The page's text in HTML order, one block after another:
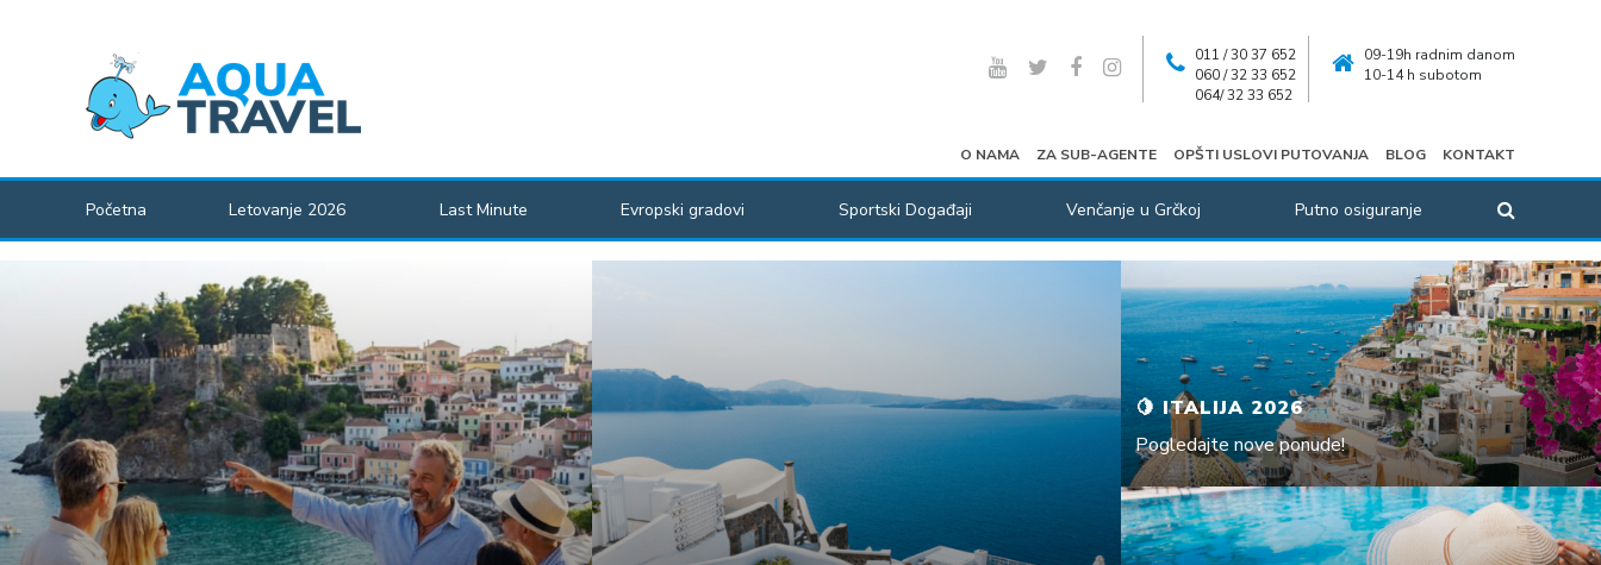
011 / 30 37 652
060 / 32 33 652
064/ 32 33 652
09-19h radnim danom
10-14 h subotom
O NAMA ZA SUB-AGENTE OPŠTI USLOVI PUTOVANJA BLOG KONTAKT
Početna Letovanje 2026 Last Minute Evropski gradovi Sportski Događaji Venčanje u Grčkoj Putno osiguranje
🍋 ITALIJA 2026
Pogledajte nove ponude!